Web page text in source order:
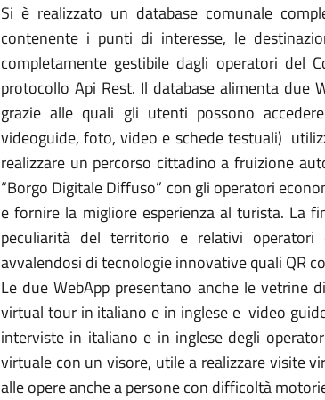
Si è realizzato un database comunale
contenente i punti di interesse, le
completamente gestibile dagli operatori del
protocollo Api Rest. Il database alimenta due
grazie alle quali gli utenti possono
videoguide, foto, video e schede testuali)
realizzare un percorso cittadino a fruizione
“Borgo Digitale Diffuso” con gli operatori
e fornire la migliore esperienza al turista. La
peculiarità del territorio e relativi
avvalendosi di tecnologie innovative quali QR
Le due WebApp presentano anche le vetrine
virtual tour in italiano e in inglese e video
interviste in italiano e in inglese degli
virtuale con un visore, utile a realizzare visite
alle opere anche a persone con difficoltà